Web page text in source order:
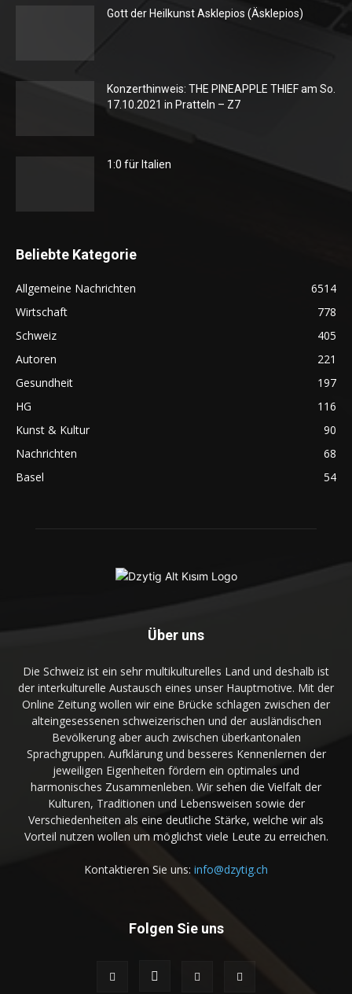
Gott der Heilkunst Asklepios (Äsklepios)
Konzerthinweis: THE PINEAPPLE THIEF am So.
17.10.2021 in Pratteln – Z7
1:0 für Italien
Beliebte Kategorie
Allgemeine Nachrichten
6514
Wirtschaft
778
Schweiz
405
Autoren
221
Gesundheit
197
HG
116
Kunst & Kultur
90
Nachrichten
68
Basel
54
Über uns
Die Schweiz ist ein sehr multikulturelles Land und deshalb ist
der interkulturelle Austausch eines unser Hauptmotive. Mit der
Online Zeitung wollen wir eine Brücke schlagen zwischen der
alteingesessenen schweizerischen und der ausländischen
Bevölkerung aber auch zwischen überkantonalen
Sprachgruppen. Aufklärung und besseres Kennenlernen der
jeweiligen Eigenheiten fördern ein optimales und
harmonisches Zusammenleben. Wir sehen die Vielfalt der
Kulturen, Traditionen und Lebensweisen sowie der
Verschiedenheiten als eine deutliche Stärke, welche wir als
Vorteil nutzen wollen um möglichst viele Leute zu erreichen.
Kontaktieren Sie uns: info@dzytig.ch
Folgen Sie uns